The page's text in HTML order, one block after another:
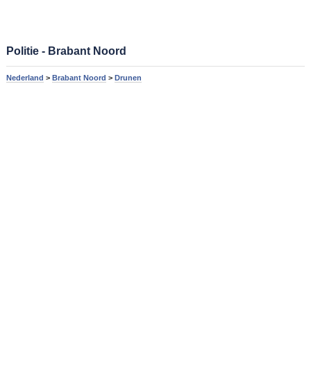
Politie - Brabant Noord
Nederland > Brabant Noord > Drunen